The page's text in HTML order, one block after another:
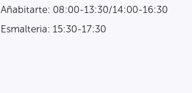
Añabitarte: 08:00-13:30/14:00-16:30
Esmalteria: 15:30-17:30